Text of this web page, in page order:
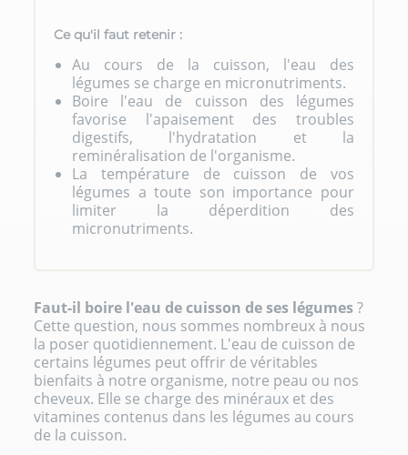
Ce qu'il faut retenir :
Au cours de la cuisson, l'eau des
légumes se charge en micronutriments.
Boire l'eau de cuisson des légumes
favorise l'apaisement des troubles
digestifs, l'hydratation et la
reminéralisation de l'organisme.
La température de cuisson de vos
légumes a toute son importance pour
limiter la déperdition des
micronutriments.
Faut-il boire l'eau de cuisson de ses légumes?
Cette question, nous sommes nombreux à nous
la poser quotidiennement. L'eau de cuisson de
certains légumes peut offrir de véritables
bienfaits à notre organisme, notre peau ou nos
cheveux. Elle se charge des minéraux et des
vitamines contenus dans les légumes au cours
de la cuisson.